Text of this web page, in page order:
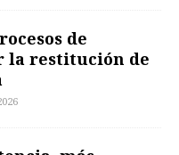
de
la restitución de